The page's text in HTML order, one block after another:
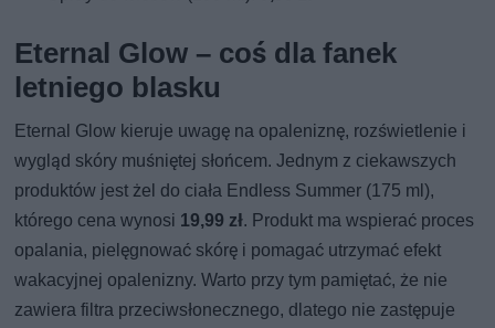
Eternal Glow – coś dla fanek
letniego blasku
Eternal Glow kieruje uwagę na opaleniznę, rozświetlenie i
wygląd skóry muśniętej słońcem. Jednym z ciekawszych
produktów jest żel do ciała Endless Summer (175 ml),
którego cena wynosi 19,99 zł. Produkt ma wspierać proces
opalania, pielęgnować skórę i pomagać utrzymać efekt
wakacyjnej opalenizny. Warto przy tym pamiętać, że nie
zawiera filtra przeciwsłonecznego, dlatego nie zastępuje